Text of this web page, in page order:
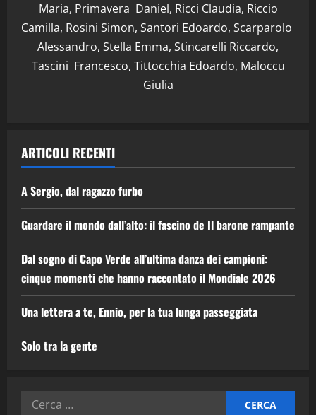
Maria, Primavera Daniel, Ricci Claudia, Riccio
Camilla, Rosini Simon, Santori Edoardo, Scarparolo
Alessandro, Stella Emma, Stincarelli Riccardo,
Tascini Francesco, Tittocchia Edoardo, Maloccu
Giulia
ARTICOLI RECENTI
A Sergio, dal ragazzo furbo
Guardare il mondo dall’alto: il fascino de Il barone rampante
Dal sogno di Capo Verde all’ultima danza dei campioni:
cinque momenti che hanno raccontato il Mondiale 2026
Una lettera a te, Ennio, per la tua lunga passeggiata
Solo tra la gente